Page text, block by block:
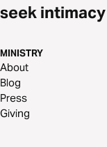
seek
MINISTRY
About
Blog
Press
Giving